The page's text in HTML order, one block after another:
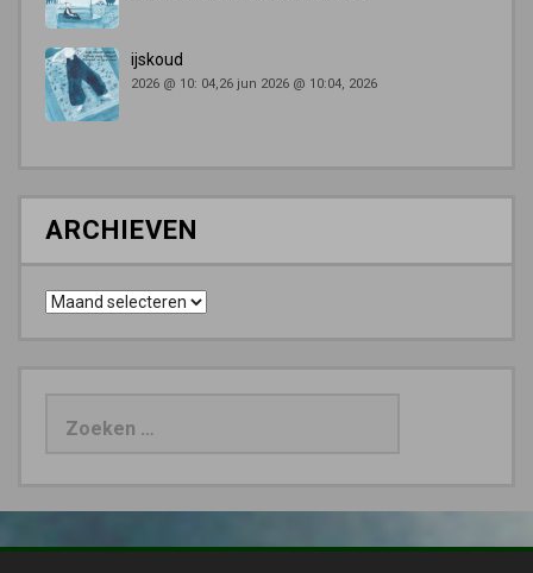
ijskoud
2026 @ 10: 04,26 jun 2026 @ 10:04, 2026
ARCHIEVEN
Archieven